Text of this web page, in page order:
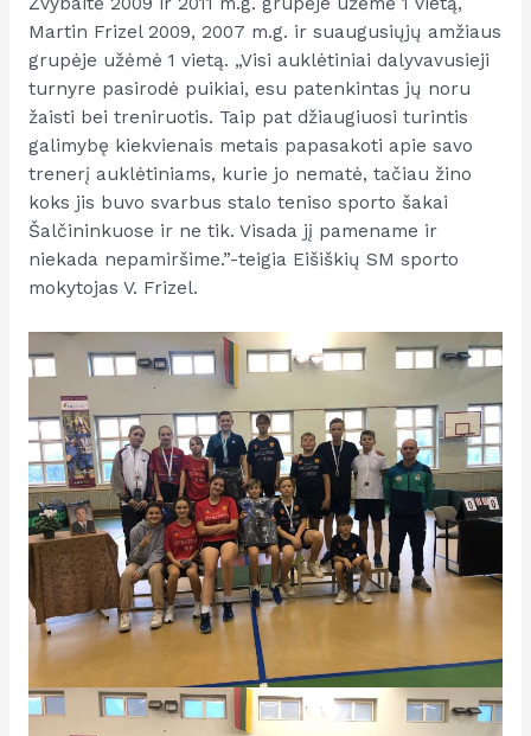
Martin Frizel 2009, 2007 m.g. ir suaugusiųjų amžiaus
grupėje užėmė 1 vietą. „Visi auklėtiniai dalyvavusieji
turnyre pasirodė puikiai, esu patenkintas jų noru
žaisti bei treniruotis. Taip pat džiaugiuosi turintis
galimybę kiekvienais metais papasakoti apie savo
trenerį auklėtiniams, kurie jo nematė, tačiau žino
koks jis buvo svarbus stalo teniso sporto šakai
Šalčininkuose ir ne tik. Visada jį pamename ir
niekada nepamiršime.”-teigia Eišiškių SM sporto
mokytojas V. Frizel.